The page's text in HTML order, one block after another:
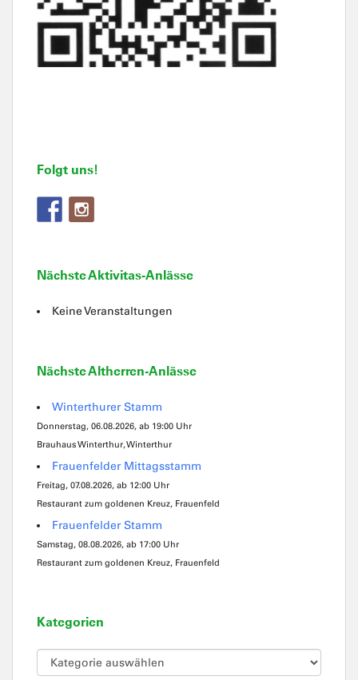
Folgt uns!
Nächste Aktivitas-Anlässe
Keine Veranstaltungen
Nächste Altherren-Anlässe
Winterthurer Stamm
Donnerstag, 06.08.2026, ab 19:00 Uhr
Brauhaus Winterthur, Winterthur
Frauenfelder Mittagsstamm
Freitag, 07.08.2026, ab 12:00 Uhr
Restaurant zum goldenen Kreuz, Frauenfeld
Frauenfelder Stamm
Samstag, 08.08.2026, ab 17:00 Uhr
Restaurant zum goldenen Kreuz, Frauenfeld
Kategorien
Kategorien